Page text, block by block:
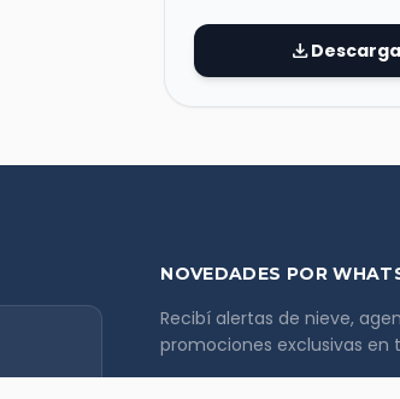
download
NOVEDADES POR
Recibí alertas de nieve,
promociones exclusivas en